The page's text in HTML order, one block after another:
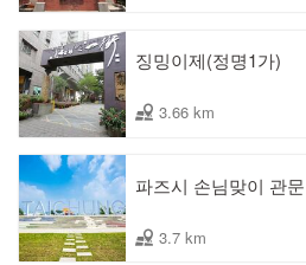
징밍이제(정명1가)
3.66 km
파즈시 손님맞이 관
3.7 km